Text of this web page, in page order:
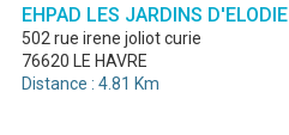
EHPAD LES JARDINS D'ELODIE
502 rue irene joliot curie
76620 LE HAVRE
Distance : 4.81 Km